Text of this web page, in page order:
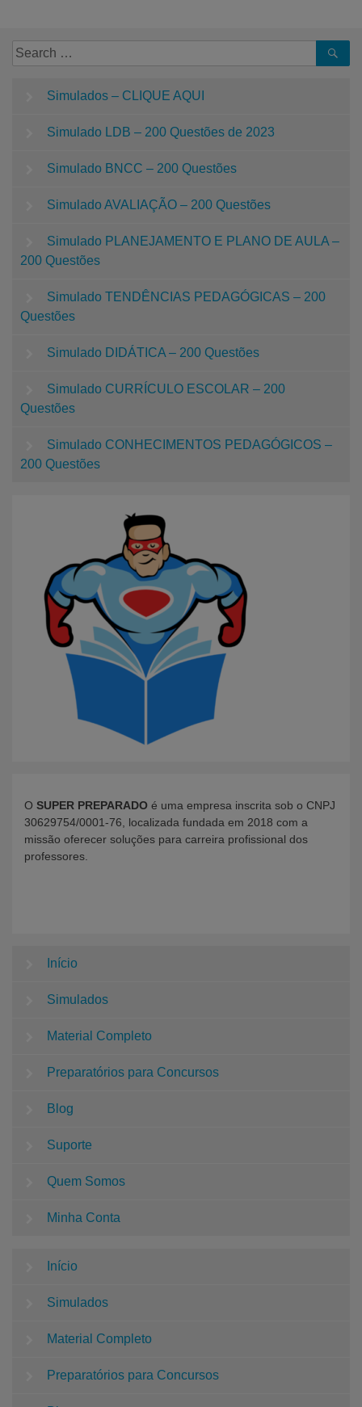
Simulados – CLIQUE AQUI
Simulado LDB – 200 Questões de 2023
Simulado BNCC – 200 Questões
Simulado AVALIAÇÃO – 200 Questões
Simulado PLANEJAMENTO E PLANO DE AULA –
200 Questões
Simulado TENDÊNCIAS PEDAGÓGICAS – 200
Questões
Simulado DIDÁTICA – 200 Questões
Simulado CURRÍCULO ESCOLAR – 200
Questões
Simulado CONHECIMENTOS PEDAGÓGICOS –
200 Questões
O SUPER PREPARADO é uma empresa inscrita sob o CNPJ
30629754/0001-76, localizada fundada em 2018 com a
missão oferecer soluções para carreira profissional dos
professores.
Início
Simulados
Material Completo
Preparatórios para Concursos
Blog
Suporte
Quem Somos
Minha Conta
Início
Simulados
Material Completo
Preparatórios para Concursos